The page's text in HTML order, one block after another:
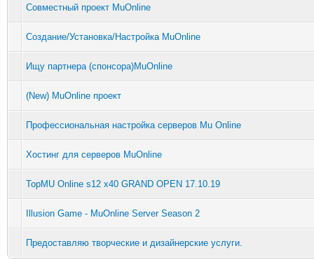
Совместный проект MuOnline
Создание/Установка/Настройка MuOnline
Ищу партнера (спонсора)MuOnline
(New) MuOnline проект
Профессиональная настройка серверов Mu Online
Хостинг для серверов MuOnline
TopMU Online s12 x40 GRAND OPEN 17.10.19
Illusion Game - MuOnline Server Season 2
Предоставляю творческие и дизайнерские услуги.